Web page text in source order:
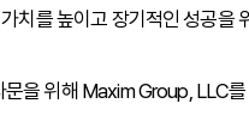
치를 높이고 장기적인 성공을
을 위해 Maxim Group, LLC